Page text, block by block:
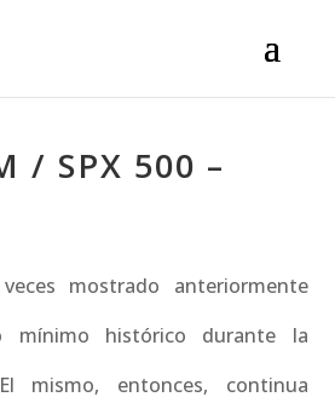
/ SPX 500 –
mostrado anteriormente
mínimo histórico durante la
mismo, entonces, continua